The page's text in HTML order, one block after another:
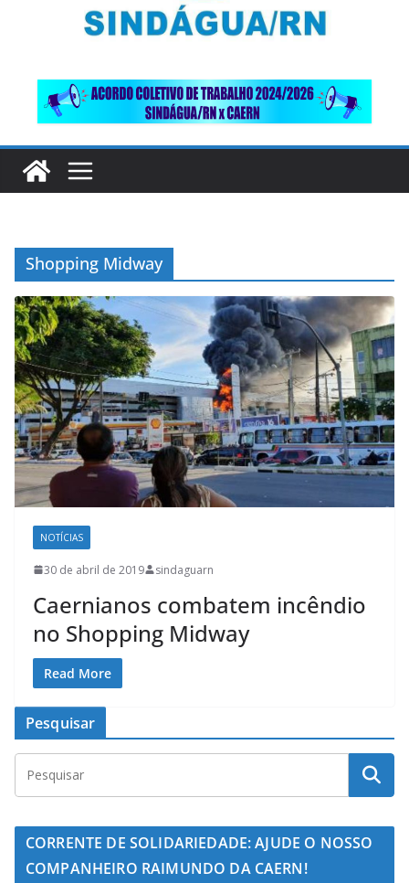
Shopping Midway
NOTÍCIAS
30 de abril de 2019 sindaguarn
Caernianos combatem incêndio
no Shopping Midway
Read More
Pesquisar
CORRENTE DE SOLIDARIEDADE: AJUDE O NOSSO
COMPANHEIRO RAIMUNDO DA CAERN!